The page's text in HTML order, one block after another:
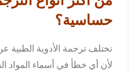
حساسية؟
تختلف ترجمة الأدوية الطبية
لأن أي خطأ في أسماء المواد